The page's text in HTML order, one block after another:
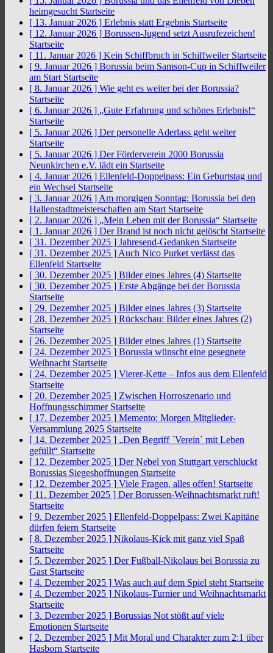
heimgesucht Startseite
[ 13. Januar 2026 ] Erlebnis statt Ergebnis Startseite
[ 12. Januar 2026 ] Borussen-Jugend setzt Ausrufezeichen!
Startseite
[ 11. Januar 2026 ] Kein Schiffbruch in Schiffweiler Startseite
[ 9. Januar 2026 ] Borussia beim Samson-Cup in Schiffweiler
am Start Startseite
[ 8. Januar 2026 ] Wie geht es weiter bei der Borussia?
Startseite
[ 6. Januar 2026 ] „Gute Erfahrung und schönes Erlebnis!“
Startseite
[ 5. Januar 2026 ] Der personelle Aderlass geht weiter
Startseite
[ 5. Januar 2026 ] Der Förderverein 2000 Borussia
Neunkirchen e.V. lädt ein Startseite
[ 4. Januar 2026 ] Ellenfeld-Doppelpass: Ein Geburtstag und
ein Wechsel Startseite
[ 3. Januar 2026 ] Am morgigen Sonntag: Borussia bei den
Hallenstadtmeisterschaften am Start Startseite
[ 2. Januar 2026 ] „Mein Leben mit der Borussia“ Startseite
[ 1. Januar 2026 ] Der Brand ist noch nicht gelöscht Startseite
[ 31. Dezember 2025 ] Jahresend-Gedanken Startseite
[ 31. Dezember 2025 ] Auch Nico Purket verlässt das
Ellenfeld Startseite
[ 30. Dezember 2025 ] Bilder eines Jahres (4) Startseite
[ 30. Dezember 2025 ] Erste Abgänge bei der Borussia
Startseite
[ 29. Dezember 2025 ] Bilder eines Jahres (3) Startseite
[ 28. Dezember 2025 ] Rückschau: Bilder eines Jahres (2)
Startseite
[ 26. Dezember 2025 ] Bilder eines Jahres (1) Startseite
[ 24. Dezember 2025 ] Borussia wünscht eine gesegnete
Weihnacht Startseite
[ 24. Dezember 2025 ] Vierer-Kette – Infos aus dem Ellenfeld
Startseite
[ 20. Dezember 2025 ] Zwischen Horroszenario und
Hoffnungsschimmer Startseite
[ 17. Dezember 2025 ] Memento: Morgen Mitglieder-
Versammlung 2025 Startseite
[ 14. Dezember 2025 ] „Den Begriff `Verein´ mit Leben
gefüllt“ Startseite
[ 12. Dezember 2025 ] Der Nebel von Stuttgart verschluckt
Borussias Siegeshoffnungen Startseite
[ 12. Dezember 2025 ] Viele Fragen, alles offen! Startseite
[ 11. Dezember 2025 ] Der Borussen-Weihnachtsmarkt ruft!
Startseite
[ 9. Dezember 2025 ] Ellenfeld-Doppelpass: Zwei Kapitäne
dürfen feiern Startseite
[ 8. Dezember 2025 ] Nikolaus-Kick mit ganz viel Spaß
Startseite
[ 5. Dezember 2025 ] Der Fußball-Nikolaus bei Borussia zu
Gast Startseite
[ 4. Dezember 2025 ] Was auch auf dem Spiel steht Startseite
[ 4. Dezember 2025 ] Nikolaus-Turnier und Weihnachtsmarkt
Startseite
[ 3. Dezember 2025 ] Borussias Not stößt auf viele
Emotionen Startseite
[ 2. Dezember 2025 ] Mit Moral und Charakter zum 2:1 über
Hasborn Startseite